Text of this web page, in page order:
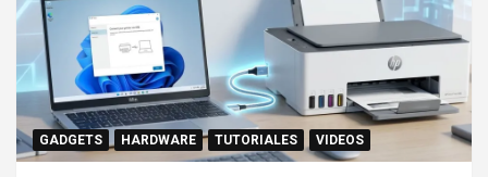
GADGETS HARDWARE TUTORIALES VIDEOS